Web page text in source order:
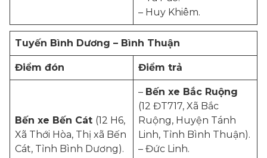
– Huy Khiêm.
Tuyến Bình Dương – Bình Thuận
Điểm đón Điểm trả
Bến xe Bến Cát (12 H6,
Xã Thới Hòa, Thị xã Bến
Cát, Tỉnh Bình Dương).
– Bến xe Bắc Ruộng
(12 ĐT717, Xã Bắc
Ruộng, Huyện Tánh
Linh, Tỉnh Bình Thuận).
– Đức Linh.